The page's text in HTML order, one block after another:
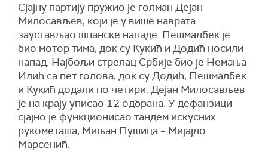
Сјајну партију пружио је голман Дејан
Милосављев, који је у више наврата
заустављао шпанске нападе. Пешмалбек је
био мотор тима, док су Кукић и Додић носили
напад. Најбољи стрелац Србије био је Немања
Илић са пет голова, док су Додић, Пешмалбек
и Кукић додали по четири. Дејан Милосављев
је на крају уписао 12 одбрана. У дефанзици
сјајно је функционисао тандем искусних
рукометаша, Миљан Пушица – Мијајло
Марсенић.